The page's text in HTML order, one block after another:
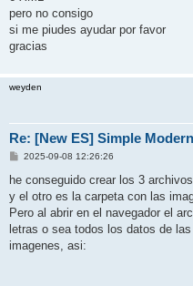
pero no consigo
si me piudes ayudar por favor
gracias
weyden
Re: [New ES] Simple
P
s
2025-09-08 12:26:26
he conseguido crear los 3
y el otro es la carpeta con las
Pero al abrir en el navegador el
letras o sea todos los datos de
imagenes, asi: